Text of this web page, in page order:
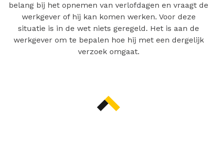
belang bij het opnemen van verlofdagen en vraagt de
werkgever of hij kan komen werken. Voor deze
situatie is in de wet niets geregeld. Het is aan de
werkgever om te bepalen hoe hij met een dergelijk
verzoek omgaat.